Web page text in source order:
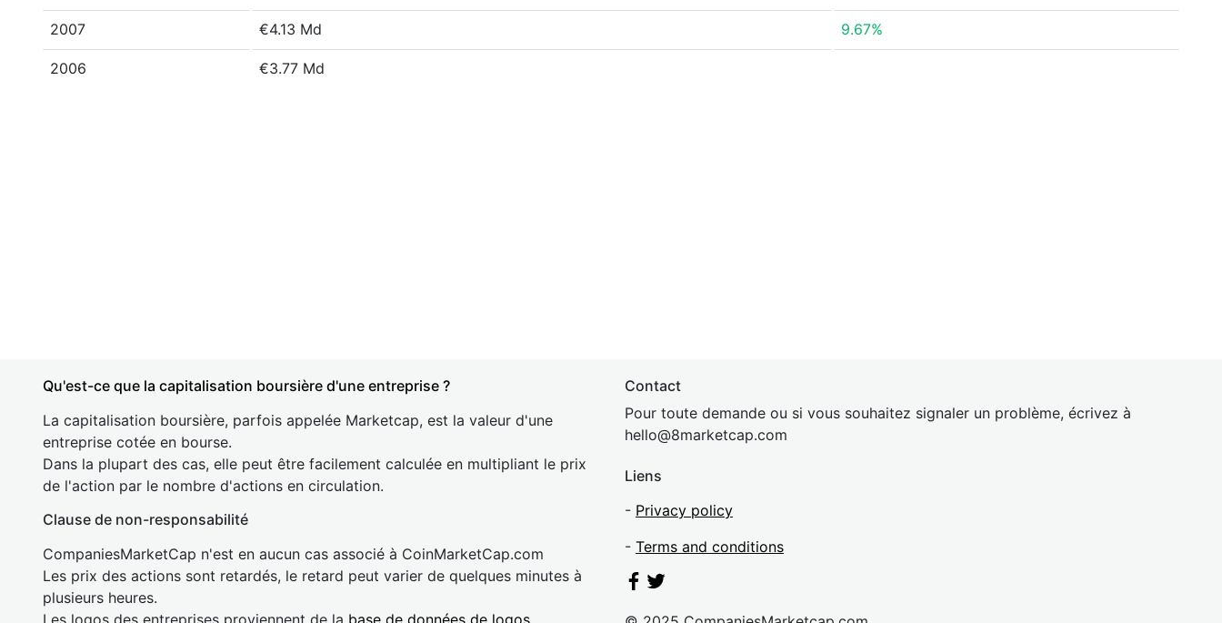
2007 €4.13 Md 9.67%
2006 €3.77 Md
Qu'est-ce que la capitalisation boursière d'une entreprise ?
La capitalisation boursière, parfois appelée Marketcap, est la valeur d'une
entreprise cotée en bourse.
Dans la plupart des cas, elle peut être facilement calculée en multipliant le prix
de l'action par le nombre d'actions en circulation.
Clause de non-responsabilité
CompaniesMarketCap n'est en aucun cas associé à CoinMarketCap.com
Les prix des actions sont retardés, le retard peut varier de quelques minutes à
plusieurs heures.
Les logos des entreprises proviennent de la base de données de logos
Contact
Pour toute demande ou si vous souhaitez signaler un problème, écrivez à
hello@8marketcap.com
Liens
- Privacy policy
- Terms and conditions